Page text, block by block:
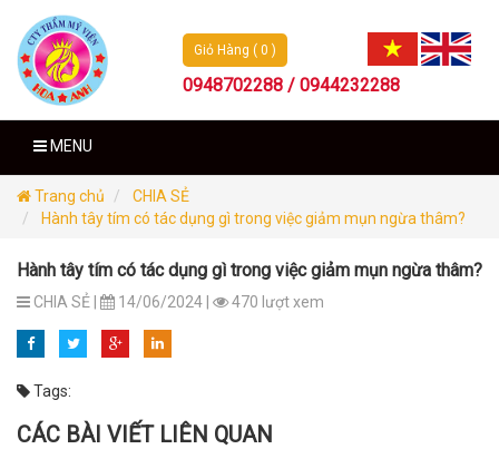
Giỏ Hàng ( 0 )
0948702288 / 0944232288
MENU
Trang chủ
CHIA SẺ
Hành tây tím có tác dụng gì trong việc giảm mụn ngừa thâm?
Hành tây tím có tác dụng gì trong việc giảm mụn ngừa thâm?
CHIA SẺ | 14/06/2024 | 470 lượt xem
Tags:
CÁC BÀI VIẾT LIÊN QUAN